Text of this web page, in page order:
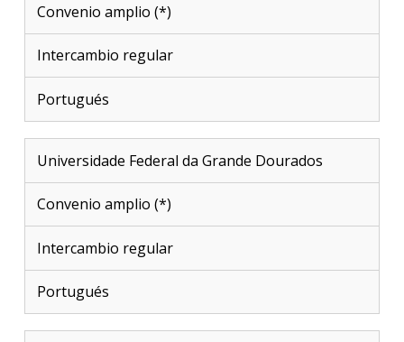
Convenio amplio (*)
Intercambio regular
Portugués
Universidade Federal da Grande Dourados
Convenio amplio (*)
Intercambio regular
Portugués